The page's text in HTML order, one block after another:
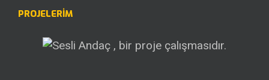
PROJELERİM